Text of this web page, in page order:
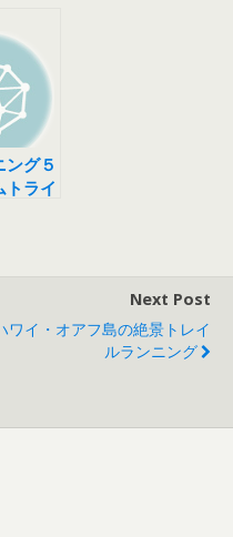
の事
グ５
トライ
Next Post
ワイ・オアフ島の絶景トレイ
ルランニング